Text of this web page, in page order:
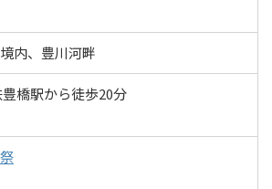
内、豊川河畔
橋駅から徒歩20分